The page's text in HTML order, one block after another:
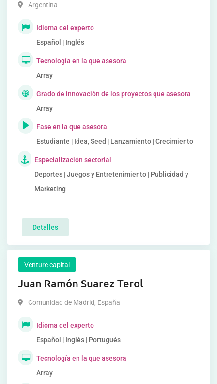
Argentina
Idioma del experto
Español | Inglés
Tecnología en la que asesora
Array
Grado de innovación de los proyectos que asesora
Array
Fase en la que asesora
Estudiante | Idea, Seed | Lanzamiento | Crecimiento
Especialización sectorial
Deportes | Juegos y Entretenimiento | Publicidad y
Marketing
Detalles
Venture capital
Juan Ramón Suarez Terol
Comunidad de Madrid, España
Idioma del experto
Español | Inglés | Portugués
Tecnología en la que asesora
Array